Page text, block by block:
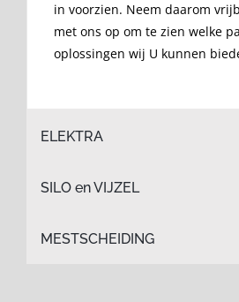
in voorzien. Neem daarom
met ons op om te zien welke
oplossingen wij U kunnen
ELEKTRA
SILO en VIJZEL
MESTSCHEIDING